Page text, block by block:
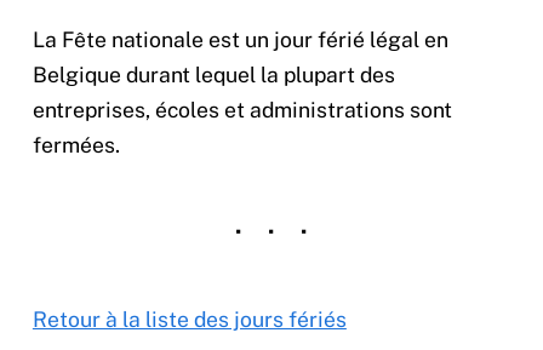
La Fête nationale est un jour férié légal en
Belgique durant lequel la plupart des
entreprises, écoles et administrations sont
fermées.
Retour à la liste des jours fériés